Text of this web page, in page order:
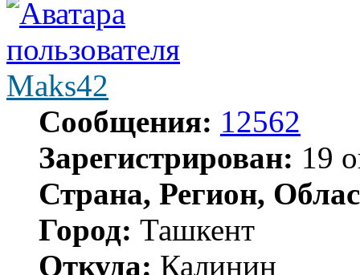
Maks42
Сообщения: 12562
Зарегистрирован: 19
Страна, Регион,
Город: Ташкент
Откуда: Калинин